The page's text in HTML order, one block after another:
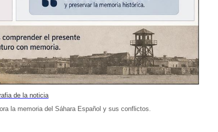
de la noticia
la memoria del Sáhara Español y sus conflictos.